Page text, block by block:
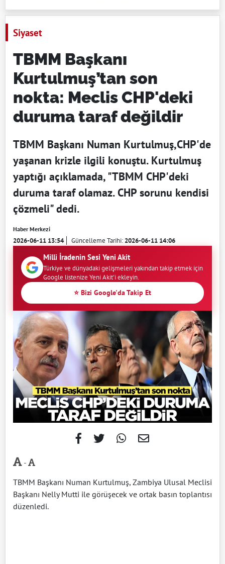
Siyaset
TBMM Başkanı
Kurtulmuş’tan son
nokta: Meclis CHP'deki
duruma taraf değildir
TBMM Başkanı Numan Kurtulmuş,CHP'de
yaşanan krizle ilgili konuştu. Kurtulmuş
yaptığı açıklamada, "TBMM CHP'deki
duruma taraf olamaz. CHP sorunu kendisi
çözmeli" dedi.
Haber Merkezi
2026-06-11 13:54 Güncelleme Tarihi:2026-06-11 14:06
Milli İradenin Sesi Yeni Akit
Türkiye ve dünyadaki gelişmeleri yakından takip etmek için
Google listenize Yeni Akit'i ekleyin.
⭐ Bizi Google'da Takip Et
-
TBMM Başkanı Numan Kurtulmuş, Zambiya Ulusal Meclisi
Başkanı Nelly Mutti ile görüşecek ve ortak basın toplantısı
düzenledi.